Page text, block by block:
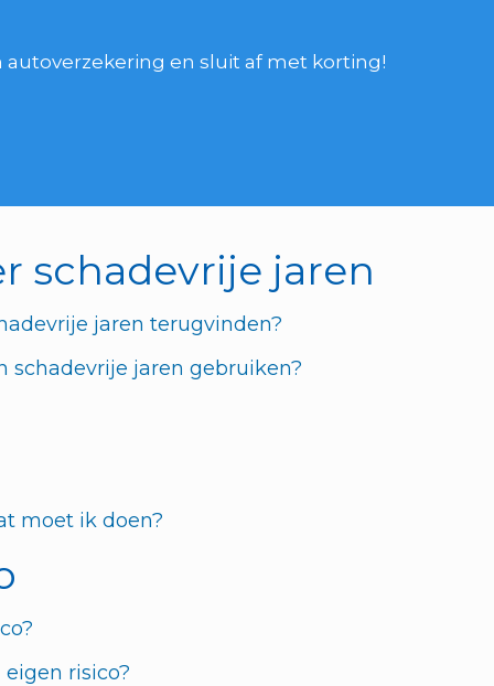
autoverzekering en sluit af met korting!
schadevrije jaren
jaren terugvinden?
schadevrije jaren gebruiken?
moet ik doen?
risico?